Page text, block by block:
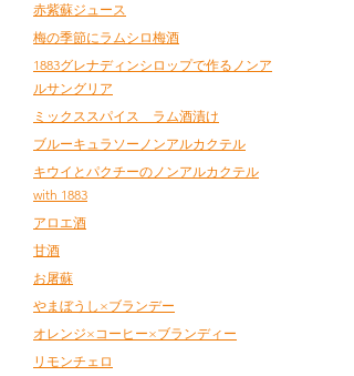
赤紫蘇ジュース
梅の季節にラムシロ梅酒
1883グレナディンシロップで作るノンア
ルサングリア
ミックススパイス ラム酒漬け
ブルーキュラソーノンアルカクテル
キウイとパクチーのノンアルカクテル
with 1883
アロエ酒
甘酒
お屠蘇
やまぼうし×ブランデー
オレンジ×コーヒー×ブランディー
リモンチェロ